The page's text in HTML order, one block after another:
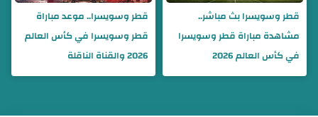
قطر وسويسرا بث مباشر..
مشاهدة مباراة قطر وسويسرا
في كأس العالم 2026
قطر وسويسرا.. موعد مباراة
قطر وسويسرا في كأس العالم
2026 والقناة الناقلة